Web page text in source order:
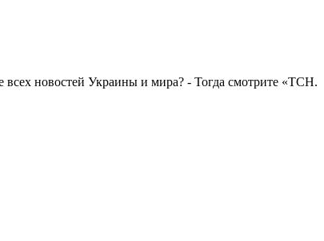
новостей Украины и мира? - Тогда смотрите «ТСН.